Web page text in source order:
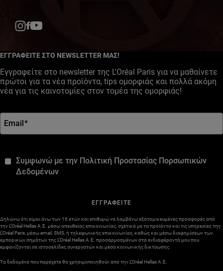
ΕΓΓΡΑΦΕΙΤΕ ΣΤΟ NEWSLETTER ΜΑΣ!
Εγγραφείτε στο newsletter της L'Oréal Paris για να μαθαίνετε
πρώτοι για τα νέα προϊόντα, tips ομορφιάς και πολλά ακόμη
νέα για τις καινοτομίες στον τομέα της ομορφιάς!
Email*
Συμφωνώ με την Πολιτική Προστασίας Πορσωπικών
Δεδομένων
ΕΓΓΡΑΦΕΙΤΕ
Δηλώνω ότι είμαι άνω των 16 ετών και επιθυμώ να λαμβάνω εξατομικευμένες προσφορές από
την L’Oréal Hellas A.E. μέσω απευθείας επικοινωνίας, σχετικά με τα προϊόντα και τις υπηρεσίες της
L’Oréal Paris, μέσω email, SMS, ή τηλεφωνικής επικοινωνίας, καθώς και μέσω διαφημίσεων των
εμπορικών σημάτων της L’Oréal Hellas A.E. προσαρμοσμένων στα ενδιαφέροντά μου που
εμφανίζονται σε ιστοσελίδες συνεργατών και μέσα κοινωνικής δικτύωσης.
Τα δεδομένα που παρέχετε θα χρησιμοποιηθούν από την L’Oréal Hellas A.E.